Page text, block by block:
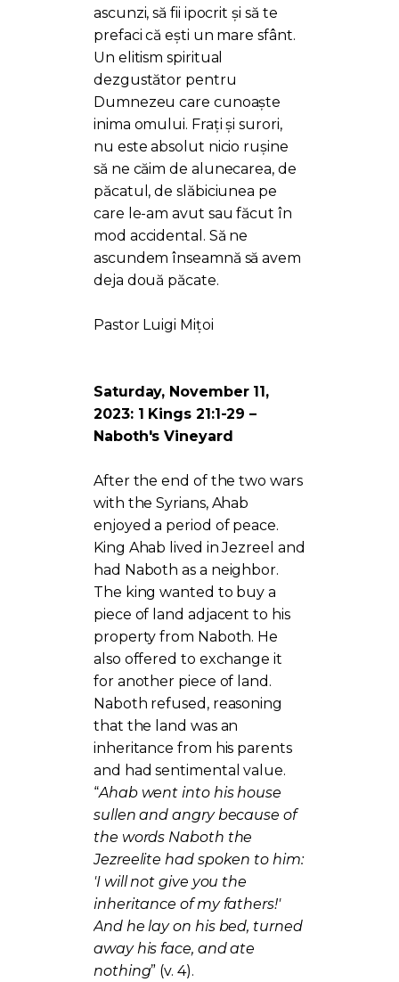
ascunzi, să fii ipocrit și să te
prefaci că ești un mare sfânt.
Un elitism spiritual
dezgustător pentru
Dumnezeu care cunoaște
inima omului. Frați și surori,
nu este absolut nicio rușine
să ne căim de alunecarea, de
păcatul, de slăbiciunea pe
care le-am avut sau făcut în
mod accidental. Să ne
ascundem înseamnă să avem
deja două păcate.
Pastor Luigi Mițoi
Saturday, November 11,
2023: 1 Kings 21:1-29 –
Naboth's Vineyard
After the end of the two wars
with the Syrians, Ahab
enjoyed a period of peace.
King Ahab lived in Jezreel and
had Naboth as a neighbor.
The king wanted to buy a
piece of land adjacent to his
property from Naboth. He
also offered to exchange it
for another piece of land.
Naboth refused, reasoning
that the land was an
inheritance from his parents
and had sentimental value.
“Ahab went into his house
sullen and angry because of
the words Naboth the
Jezreelite had spoken to him:
'I will not give you the
inheritance of my fathers!'
And he lay on his bed, turned
away his face, and ate
nothing” (v. 4).